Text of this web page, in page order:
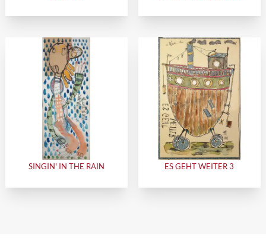
SINGIN' IN THE RAIN ES GEHT WEITER 3